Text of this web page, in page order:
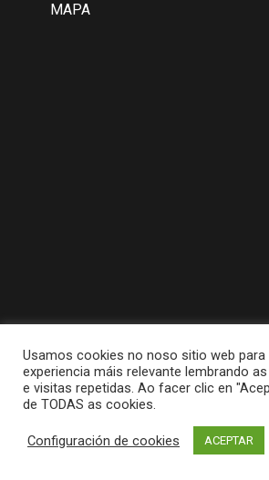
MAPA
Pobra do Caramiñal
Usamos cookies no noso sitio web
experiencia máis relevante lembrando
e visitas repetidas. Ao facer clic en
de TODAS as cookies.
Configuración de cookies ACEPTAR